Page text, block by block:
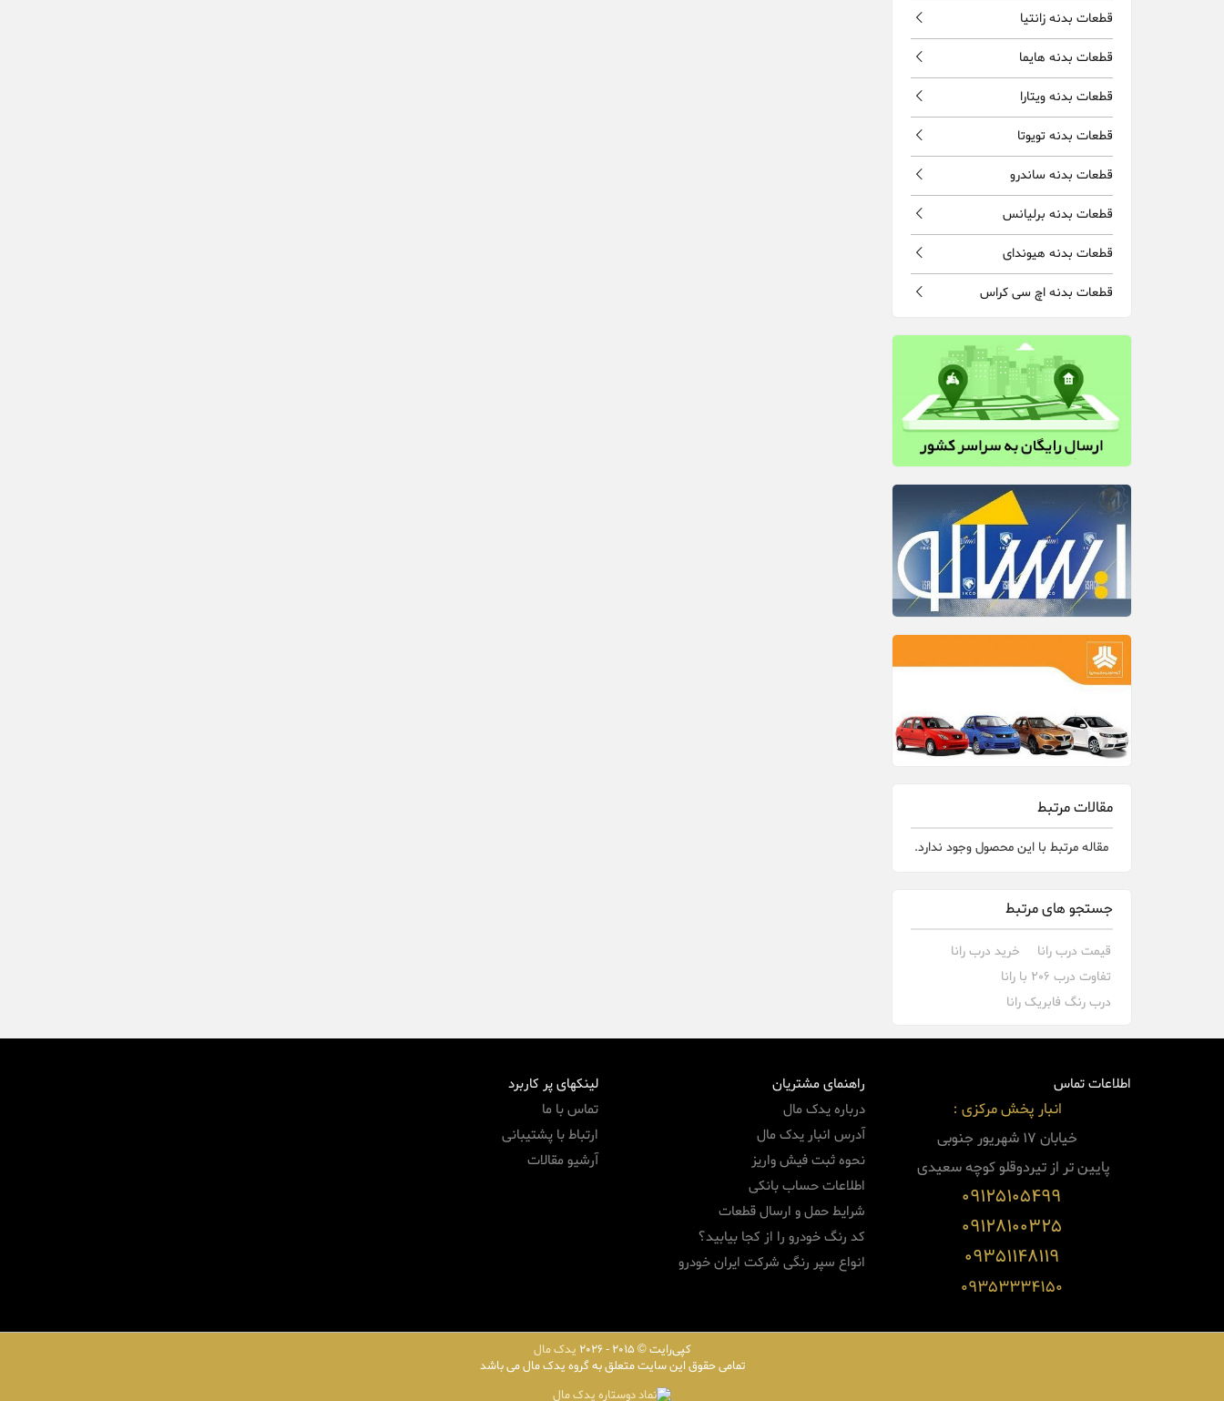
قطعات بدنه زانتیا
قطعات بدنه هایما
قطعات بدنه ویتارا
قطعات بدنه تویوتا
قطعات بدنه ساندرو
قطعات بدنه برلیانس
قطعات بدنه هیوندای
قطعات بدنه اچ سی کراس
مقالات مرتبط
مقاله مرتبط با این محصول وجود ندارد.
جستجو های مرتبط
قیمت درب رانا
خرید درب رانا
تفاوت درب 206 با رانا
درب رنگ فابریک رانا
اطلاعات تماس
انبار پخش مرکزی :
خیابان 17 شهریور جنوبی
پایینتر از تیردوقلو کوچه سعیدی
09125105499
09128100325
09351148119
09353334150
راهنمای مشتریان
درباره یدک مال
آدرس انبار یدک مال
نحوه ثبت فیش واریز
اطلاعات حساب بانکی
شرایط حمل و ارسال قطعات
کد رنگ خودرو را از کجا بیابید؟
انواع سپر رنگی شرکت ایران خودرو
لینکهای پر کاربرد
تماس با ما
ارتباط با پشتیبانی
آرشیو مقالات
کپی‌رایت © 2015 - 2026
یدک مال
تمامی حقوق این سایت متعلق به گروه یدک مال می باشد